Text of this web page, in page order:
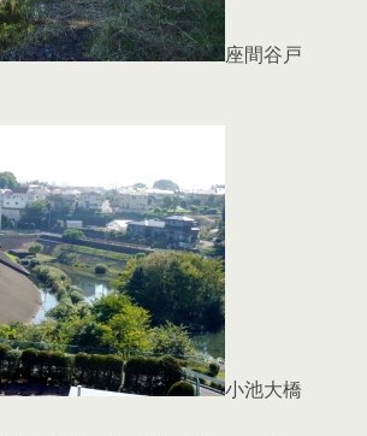
座間谷戸
小池大橋